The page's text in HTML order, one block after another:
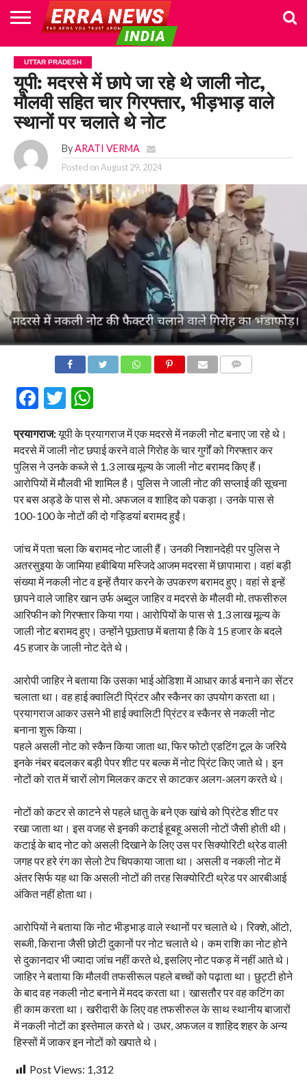
HOME
POLITICS
NEWS
BUSINESS
CULTURE
NATIONAL
SPORTS
LIFESTYLE
TRAVEL
OPINION
BREAKING
NEWS
ENTERTAINMENT
WORLD
CRIME
JOIN
US
UTTAR PRADESH
यूपी: मदरसे में छापे जा रहे थे जाली नोट,
मौलवी सहित चार गिरफ्तार, भीड़भाड़ वाले
स्थानों पर चलाते थे नोट
By ARATI VERMA
Posted onAugust 29, 2024
Facebook
Twitter
WhatsApp
प्रयागराज:यूपी के प्रयागराज में एक मदरसे में नकली नोट बनाए जा रहे थे।
मदरसे में जाली नोट छपाई करने वाले गिरोह के चार गुर्गों को गिरफ्तार कर
पुलिस ने उनके कब्जे से 1.3 लाख मूल्य के जाली नोट बरामद किए हैं।
आरोपियों में मौलवी भी शामिल है। पुलिस ने जाली नोट की सप्लाई की सूचना
पर बस अड्डे के पास से मो. अफजल व शाहिद काे पकड़ा। उनके पास से
100-100 के नोटों की दो गड्डियांं बरामद हुईं।
जांच में पता चला कि बरामद नोट जाली हैं। उनकी निशानदेही पर पुलिस ने
अतरसुइया के जामिया हबीबिया मस्जिदे आजम मदरसा में छापामारा। वहां बड़ी
संख्या में नकली नोट व इन्हें तैयार करने के उपकरण बरामद हुए। वहां से इन्हें
छापने वाले जाहिर खान उर्फ अब्दुल जाहिर व मदरसे के मौलवी मो. तफसीरुल
आरिफीन को गिरफ्तार किया गया। आरोपियों के पास से 1.3 लाख मूल्य के
जाली नोट बरामद हुए। उन्होंने पूछताछ में बताया है कि वे 15 हजार के बदले
45 हजार के जाली नोट देते थे।
आरोपी जाहिर ने बताया कि उसका भाई ओडिशा में आधार कार्ड बनाने का सेंटर
चलाता था। वह हाई क्वालिटी प्रिंटर और स्कैनर का उपयोग करता था।
प्रयागराज आकर उसने भी हाई क्वालिटी प्रिंटर व स्कैनर से नकली नोट
बनाना शुरू किया।
पहले असली नोट को स्कैन किया जाता था, फिर फोटो एडटिंग टूल के जरिये
इनके नंबर बदलकर बड़ी पेपर शीट पर बल्क में नोट प्रिंट किए जाते थे। इन
नोटों को रात में चारों लोग मिलकर कटर से काटकर अलग-अलग करते थे।
नोटों को कटर से काटने से पहले धातु के बने एक खांचे को प्रिंटेड शीट पर
रखा जाता था। इस वजह से इनकी कटाई हूबहू असली नोटों जैसी होती थी।
कटाई के बाद नोट को असली दिखाने के लिए उस पर सिक्योरिटी थ्रेड वाली
जगह पर हरे रंग का सेलो टेप चिपकाया जाता था। असली व नकली नोट में
अंतर सिर्फ यह था कि असली नोटों की तरह सिक्योरिटी थ्रेड पर आरबीआई
अंकित नहीं होता था।
आरोपियों ने बताया कि नोट भीड़भाड़ वाले स्थानों पर चलाते थे। रिक्शे, ऑटो,
सब्जी, किराना जैसी छोटी दुकानों पर नोट चलाते थे। कम राशि का नोट होने
से दुकानदार भी ज्यादा जांच नहीं करते थे, इसलिए नोट पकड़ में नहीं आते थे।
जाहिर ने बताया कि मौलवी तफसीरूल पहले बच्चों को पढ़ाता था। छुट्टी होने
के बाद वह नकली नोट बनाने में मदद करता था। खासतौर पर वह कटिंग का
ही काम करता था। खरीदारी के लिए वह तफसीरुल के साथ स्थानीय बाजारों
में नकली नोटों का इस्तेमाल करते थे। उधर, अफजल व शाहिद शहर के अन्य
हिस्सों में जाकर इन नोटों को खपाते थे।
Post Views: 1,312